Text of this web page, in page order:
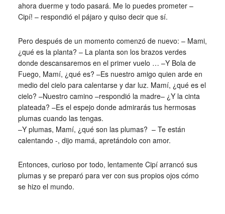
ahora duerme y todo pasará. Me lo puedes prometer –
Cipí! – respondió el pájaro y quiso decir que sí.
Pero después de un momento comenzó de nuevo: – Mami,
¿qué es la planta? – La planta son los brazos verdes
donde descansaremos en el primer vuelo … –Y Bola de
Fuego, Mamí, ¿qué es? –Es nuestro amigo quien arde en
medio del cielo para calentarse y dar luz. Mamí, ¿qué es el
cielo? –Nuestro camino –respondió la madre– ¿Y la cinta
plateada? –Es el espejo donde admirarás tus hermosas
plumas cuando las tengas.
–Y plumas, Mamí, ¿qué son las plumas? – Te están
calentando -, dijo mamá, apretándolo con amor.
Entonces, curioso por todo, lentamente Cipí arrancó sus
plumas y se preparó para ver con sus propios ojos cómo
se hizo el mundo.